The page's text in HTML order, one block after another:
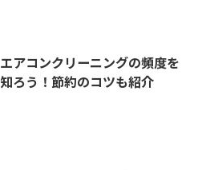
エアコンクリーニングの頻度を
知ろう！節約のコツも紹介